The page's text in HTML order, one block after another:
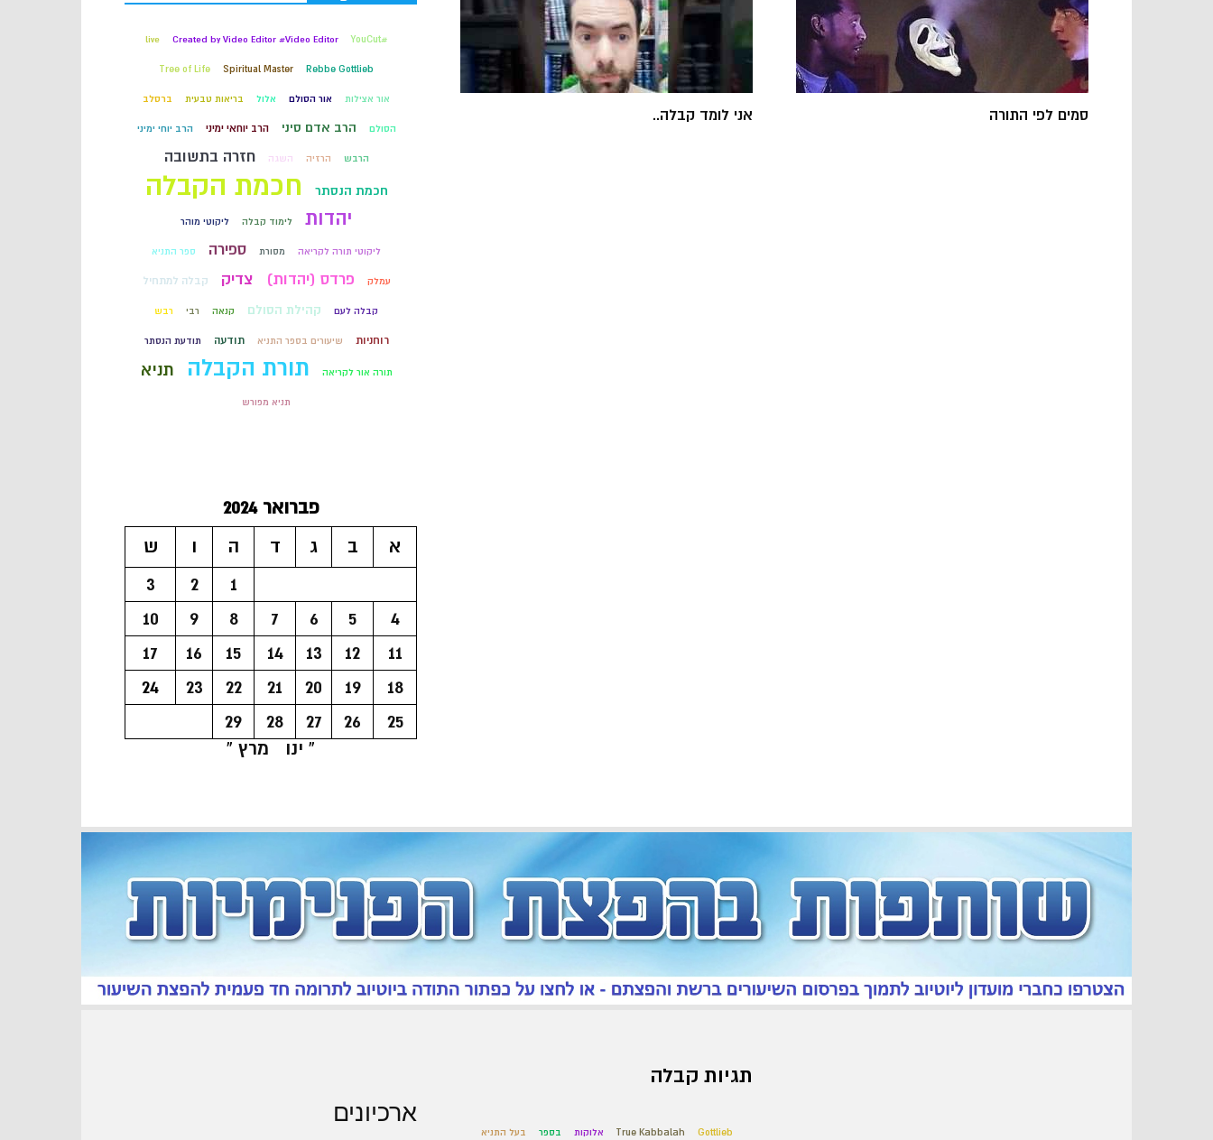
אני לומד קבלה.. סמים לפי התורה
#YouCut
Created by Video Editor #Video Editor
live
Rebbe Gottlieb
Spiritual Master
Tree of Life
אור אצילות אור הסולם אלול בריאות טבעית ברסלב
הסולם הרב אדם סיני הרב יוחאי ימיני הרב יוחי ימיני
הרבש הרזיה השגה חזרה בתשובה
חכמת הנסתר חכמת הקבלה
יהדות לימוד קבלה ליקוטי מוהר
ליקוטי תורה לקריאה מסורת ספירה ספר התניא
עמלק פרדס (יהדות) צדיק קבלה למתחיל
קבלה לעם קהילת הסולם קנאה רבי רבש
רוחניות שיעורים בספר התניא תודעה תודעת הנסתר
תורה אור לקריאה תורת הקבלה תניא
תניא מפורש
פברואר 2024
א
ב ג ד ה ו
ש
1
2
3
4
5
6
7
8
9
10
11
12
13
14
15
16
17
18
19
20
21
22
23
24
25
26
27
28
29
« ינו
מרץ »
ארכיונים
תגיות קבלה
Gottlieb
True Kabbalah אלוקות בספר בעל התניא